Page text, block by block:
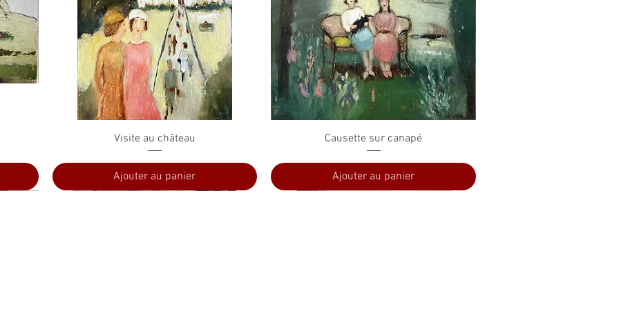
Aperçu rapide
Visite au château
Ajouter au panier
Aperçu rapide
Causette sur canapé
Ajouter au panier